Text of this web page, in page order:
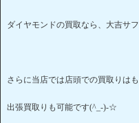
ダイヤモンドの買取なら、大吉サ
さらに当店では店頭での買取りはも
出張買取りも可能です(^_-)-☆